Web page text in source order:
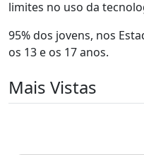
limites no uso da
95% dos jovens, nos
os 13 e os 17 anos.
Mais Vistas